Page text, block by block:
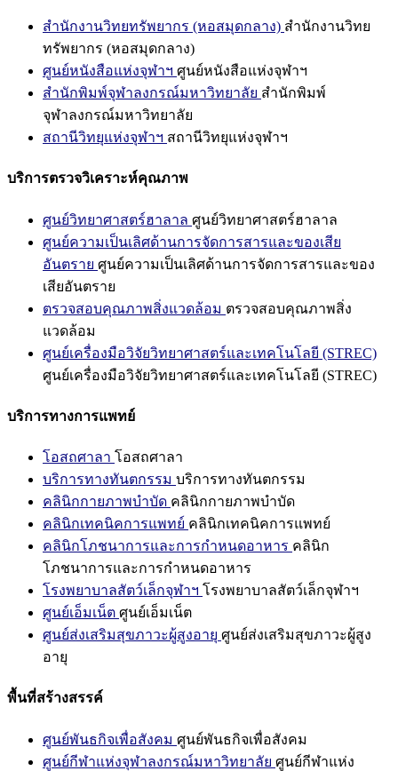
สำนักงานวิทยทรัพยากร (หอสมุดกลาง) สำนักงานวิทย
ทรัพยากร (หอสมุดกลาง)
ศูนย์หนังสือแห่งจุฬาฯ ศูนย์หนังสือแห่งจุฬาฯ
สำนักพิมพ์จุฬาลงกรณ์มหาวิทยาลัย สำนักพิมพ์
จุฬาลงกรณ์มหาวิทยาลัย
สถานีวิทยุแห่งจุฬาฯ สถานีวิทยุแห่งจุฬาฯ
บริการตรวจวิเคราะห์คุณภาพ
ศูนย์วิทยาศาสตร์ฮาลาล ศูนย์วิทยาศาสตร์ฮาลาล
ศูนย์ความเป็นเลิศด้านการจัดการสารและของเสีย
อันตราย ศูนย์ความเป็นเลิศด้านการจัดการสารและของ
เสียอันตราย
ตรวจสอบคุณภาพสิ่งแวดล้อม ตรวจสอบคุณภาพสิ่ง
แวดล้อม
ศูนย์เครื่องมือวิจัยวิทยาศาสตร์และเทคโนโลยี (STREC)
ศูนย์เครื่องมือวิจัยวิทยาศาสตร์และเทคโนโลยี (STREC)
บริการทางการแพทย์
โอสถศาลา โอสถศาลา
บริการทางทันตกรรม บริการทางทันตกรรม
คลินิกกายภาพบำบัด คลินิกกายภาพบำบัด
คลินิกเทคนิคการแพทย์ คลินิกเทคนิคการแพทย์
คลินิกโภชนาการและการกำหนดอาหาร คลินิก
โภชนาการและการกำหนดอาหาร
โรงพยาบาลสัตว์เล็กจุฬาฯ โรงพยาบาลสัตว์เล็กจุฬาฯ
ศูนย์เอ็มเน็ต ศูนย์เอ็มเน็ต
ศูนย์ส่งเสริมสุขภาวะผู้สูงอายุ ศูนย์ส่งเสริมสุขภาวะผู้สูง
อายุ
พื้นที่สร้างสรรค์
ศูนย์พันธกิจเพื่อสังคม ศูนย์พันธกิจเพื่อสังคม
ศูนย์กีฬาแห่งจุฬาลงกรณ์มหาวิทยาลัย ศูนย์กีฬาแห่ง